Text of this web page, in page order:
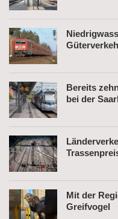
Bereits
bei der
Mit der
Greifvogel